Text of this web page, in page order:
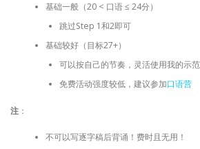
基础一般（20 < 口语 ≤ 24分）
跳过Step 1和2即可
基础较好（目标27+）
可以按自己的节奏，灵活使用我的示
免费活动强度较低，建议参加口语营
注 ：
不可以写逐字稿后背诵！费时且无用！